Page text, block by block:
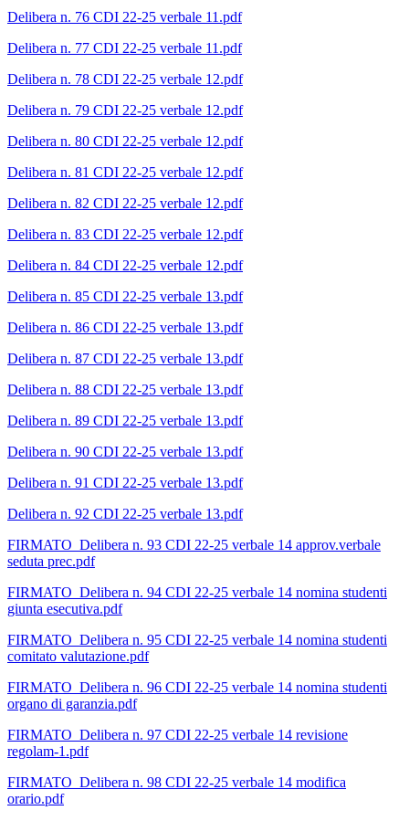
Delibera n. 76 CDI 22-25 verbale 11.pdf
Delibera n. 77 CDI 22-25 verbale 11.pdf
Delibera n. 78 CDI 22-25 verbale 12.pdf
Delibera n. 79 CDI 22-25 verbale 12.pdf
Delibera n. 80 CDI 22-25 verbale 12.pdf
Delibera n. 81 CDI 22-25 verbale 12.pdf
Delibera n. 82 CDI 22-25 verbale 12.pdf
Delibera n. 83 CDI 22-25 verbale 12.pdf
Delibera n. 84 CDI 22-25 verbale 12.pdf
Delibera n. 85 CDI 22-25 verbale 13.pdf
Delibera n. 86 CDI 22-25 verbale 13.pdf
Delibera n. 87 CDI 22-25 verbale 13.pdf
Delibera n. 88 CDI 22-25 verbale 13.pdf
Delibera n. 89 CDI 22-25 verbale 13.pdf
Delibera n. 90 CDI 22-25 verbale 13.pdf
Delibera n. 91 CDI 22-25 verbale 13.pdf
Delibera n. 92 CDI 22-25 verbale 13.pdf
FIRMATO_Delibera n. 93 CDI 22-25 verbale 14 approv.verbale
seduta prec.pdf
FIRMATO_Delibera n. 94 CDI 22-25 verbale 14 nomina studenti
giunta esecutiva.pdf
FIRMATO_Delibera n. 95 CDI 22-25 verbale 14 nomina studenti
comitato valutazione.pdf
FIRMATO_Delibera n. 96 CDI 22-25 verbale 14 nomina studenti
organo di garanzia.pdf
FIRMATO_Delibera n. 97 CDI 22-25 verbale 14 revisione
regolam-1.pdf
FIRMATO_Delibera n. 98 CDI 22-25 verbale 14 modifica
orario.pdf